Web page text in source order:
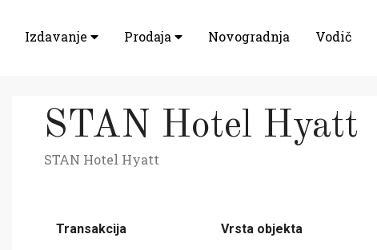
Izdavanje Prodaja Novogradnja Vodič
STAN Hotel Hyatt
STAN Hotel Hyatt
Transakcija
Vrsta objekta